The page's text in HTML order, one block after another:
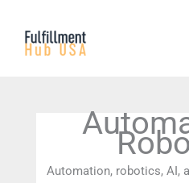
content
Automation, robotics, AI,